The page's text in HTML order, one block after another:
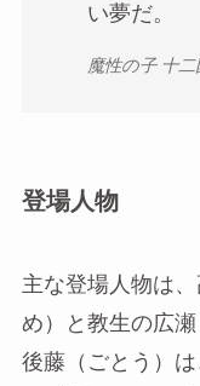
い夢だ。
魔性の子 十二
登場人物
主な登場人物は
め）と教生の広瀬
後藤（ごとう）